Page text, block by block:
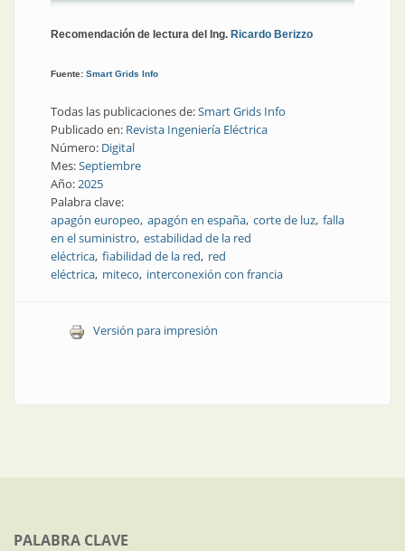
Recomendación de lectura del Ing. Ricardo Berizzo
Fuente: Smart Grids Info
Todas las publicaciones de:Smart Grids Info
Publicado en: Revista Ingeniería Eléctrica
Número: Digital
Mes:Septiembre
Año:2025
Palabra clave:
apagón europeo apagón en españa corte de luz falla
en el suministro estabilidad de la red
eléctrica fiabilidad de la red red
eléctrica miteco interconexión con francia
Versión para impresión
PALABRA CLAVE